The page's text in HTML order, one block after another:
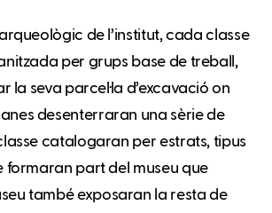
de l’institut, cada classe
per grups base de treball,
la seva parcel·la d’excavació on
desenterraran una sèrie de
catalogaran per estrats, tipus
formaran part del museu que
també exposaran la resta de